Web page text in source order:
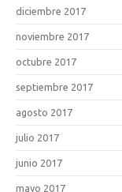
diciembre 2017
noviembre 2017
octubre 2017
septiembre 2017
agosto 2017
julio 2017
junio 2017
mayo 2017